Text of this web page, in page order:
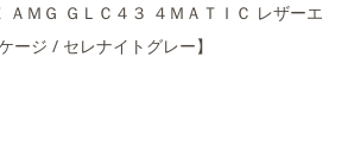
ＡＭＧ ＧＬＣ４３ ４ＭＡＴＩＣ レザーエ
ージ / セレナイトグレー】